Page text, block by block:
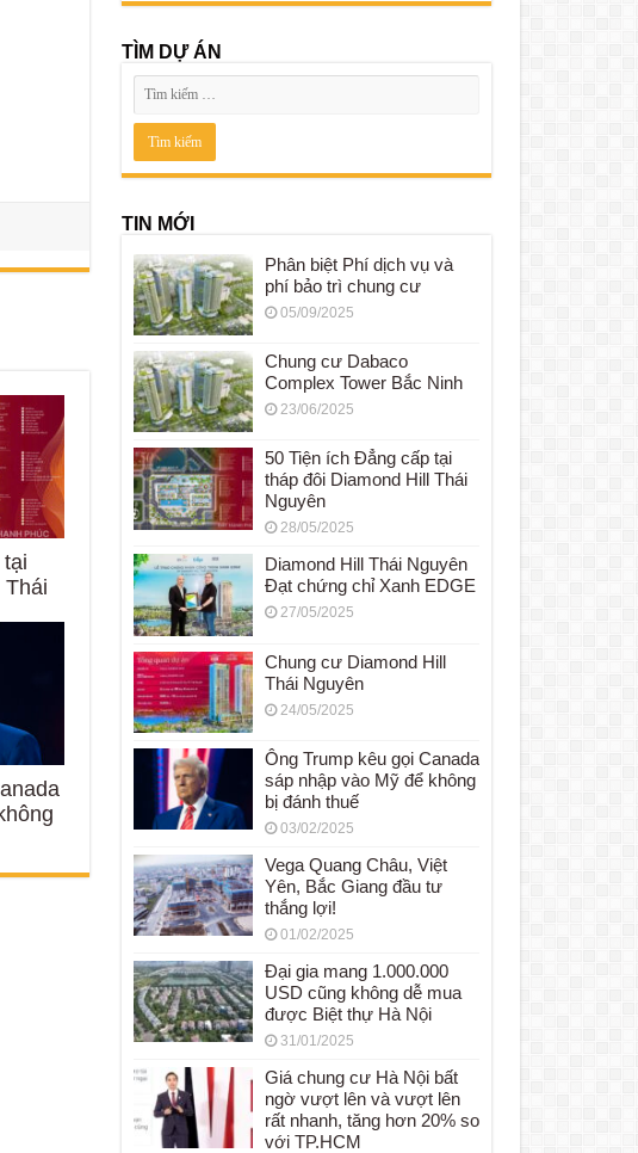
Thái
TÌM DỰ ÁN
TIN MỚI
Phân biệt Phí dịch vụ và
phí bảo trì chung cư
05/09/2025
Chung cư Dabaco
Complex Tower Bắc Ninh
23/06/2025
50 Tiện ích Đẳng cấp tại
tháp đôi Diamond Hill Thái
Nguyên
28/05/2025
Diamond Hill Thái Nguyên
Đạt chứng chỉ Xanh EDGE
27/05/2025
Chung cư Diamond Hill
Thái Nguyên
24/05/2025
Ông Trump kêu gọi Canada
sáp nhập vào Mỹ để không
bị đánh thuế
03/02/2025
Vega Quang Châu, Việt
Yên, Bắc Giang đầu tư
thắng lợi!
01/02/2025
Đại gia mang 1.000.000
USD cũng không dễ mua
được Biệt thự Hà Nội
31/01/2025
Giá chung cư Hà Nội bất
ngờ vượt lên và vượt lên
rất nhanh, tăng hơn 20% so
với TP.HCM